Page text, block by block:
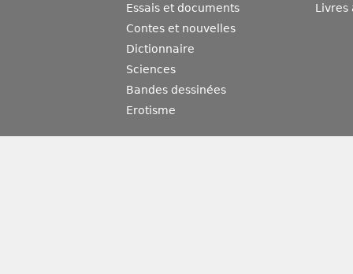
Essais et documents
Contes et nouvelles
Dictionnaire
Sciences
Bandes dessinées
Erotisme
Livres